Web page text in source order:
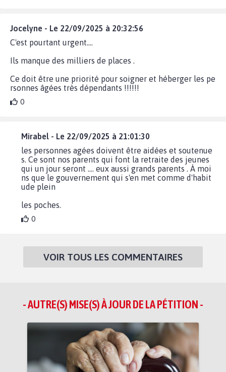
Jocelyne - Le 22/09/2025 à 20:32:56
C'est pourtant urgent....
Ils manque des milliers de places .
Ce doit être une priorité pour soigner et héberger les pe
rsonnes âgées très dépendants !!!!!!
0
Mirabel - Le 22/09/2025 à 21:01:30
les personnes agées doivent être aidées et soutenue
s. Ce sont nos parents qui font la retraite des jeunes
qui un jour seront .... eux aussi grands parents . À moi
ns que le gouvernement qui s'en met comme d'habit
ude plein
les poches.
0
VOIR TOUS LES COMMENTAIRES
- AUTRE(S) MISE(S) À JOUR DE LA PÉTITION -